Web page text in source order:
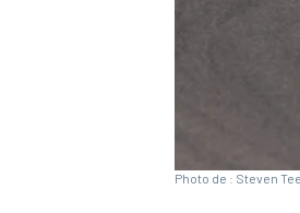
Photo de : Steven